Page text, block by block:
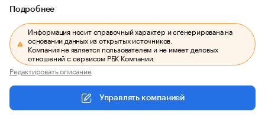
Подробнее
Информация носит справочный характер и сгенерирована на
основании данных из открытых источников.
Компания не является пользователем и не имеет деловых
отношений с сервисом РБК Компании.
Редактировать описание
Управлять компанией